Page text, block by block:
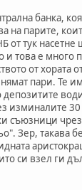
банка,
на парите,
от тук насетне
това е много
от хората
пари. Те
изминалите
съюзници
Зер, такава
си взел ги